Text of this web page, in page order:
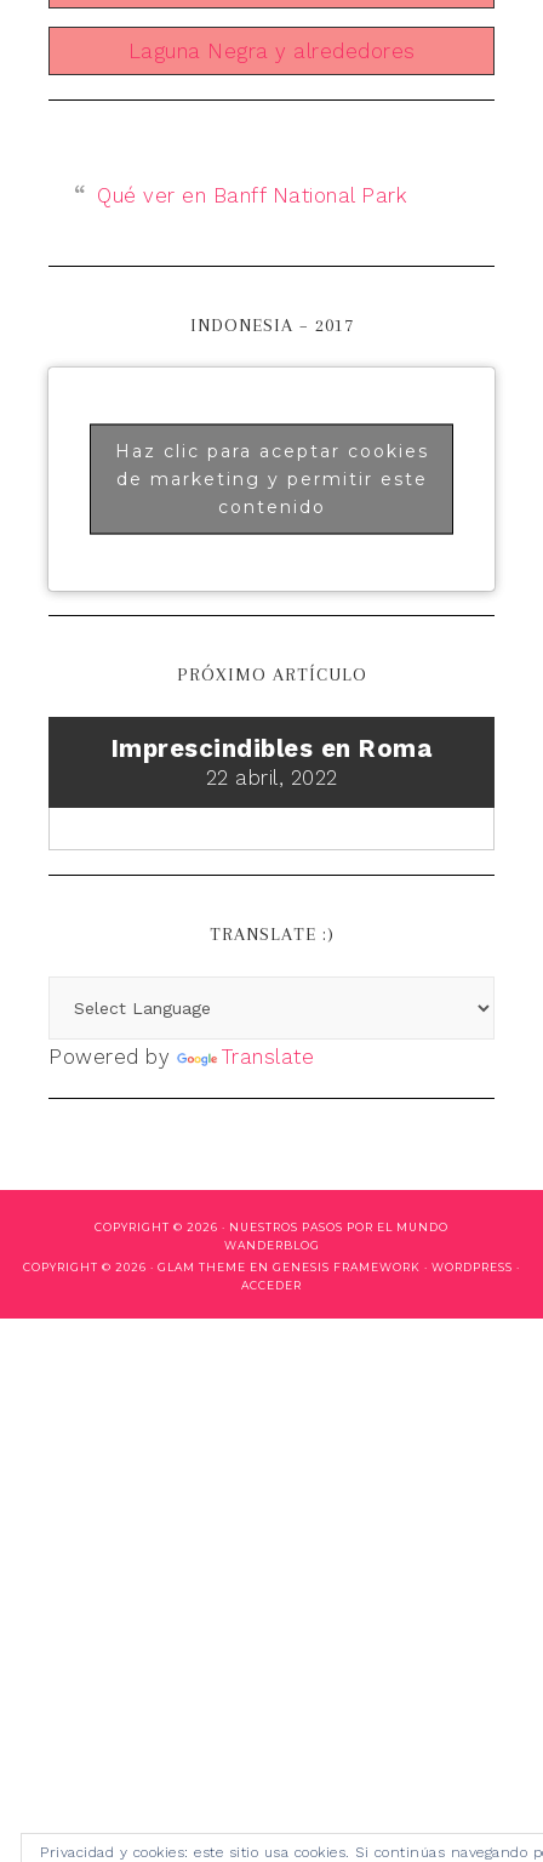
Laguna Negra y alrededores
Qué ver en Banff National Park
INDONESIA – 2017
Haz clic para aceptar cookies
de marketing y permitir este
contenido
PRÓXIMO ARTÍCULO
Imprescindibles en Roma
22 abril, 2022
TRANSLATE :)
Powered by Translate
COPYRIGHT © 2026 · NUESTROS PASOS POR EL MUNDO
WANDERBLOG
COPYRIGHT © 2026 · GLAM THEME EN GENESIS FRAMEWORK · WORDPRESS ·
ACCEDER
Privacidad y cookies: este sitio usa cookies. Si continúas navegando